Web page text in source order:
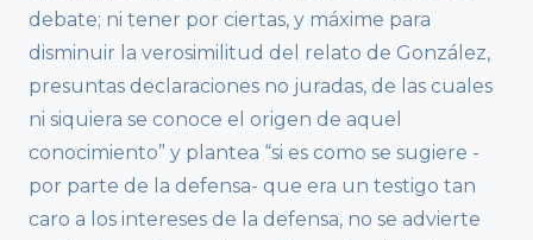
debate; ni tener por ciertas, y máxime para
disminuir la verosimilitud del relato de González,
presuntas declaraciones no juradas, de las cuales
ni siquiera se conoce el origen de aquel
conocimiento” y plantea “si es como se sugiere -
por parte de la defensa- que era un testigo tan
caro a los intereses de la defensa, no se advierte